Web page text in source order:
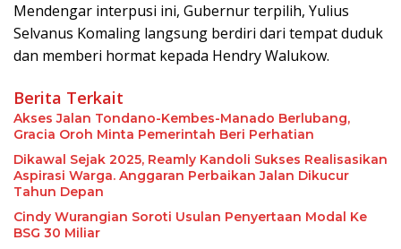
Mendengar interpusi ini, Gubernur terpilih, Yulius
Selvanus Komaling langsung berdiri dari tempat duduk
dan memberi hormat kepada Hendry Walukow.
Berita Terkait
Akses Jalan Tondano-Kembes-Manado Berlubang,
Gracia Oroh Minta Pemerintah Beri Perhatian
Dikawal Sejak 2025, Reamly Kandoli Sukses Realisasikan
Aspirasi Warga. Anggaran Perbaikan Jalan Dikucur
Tahun Depan
Cindy Wurangian Soroti Usulan Penyertaan Modal Ke
BSG 30 Miliar